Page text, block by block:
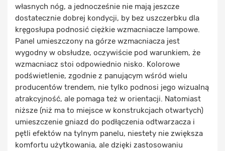
własnych nóg, a jednocześnie nie mają jeszcze
dostatecznie dobrej kondycji, by bez uszczerbku dla
kręgosłupa podnosić ciężkie wzmacniacze lampowe.
Panel umieszczony na górze wzmacniacza jest
wygodny w obsłudze, oczywiście pod warunkiem, że
wzmacniacz stoi odpowiednio nisko. Kolorowe
podświetlenie, zgodnie z panującym wśród wielu
producentów trendem, nie tylko podnosi jego wizualną
atrakcyjność, ale pomaga też w orientacji. Natomiast
niższe (niż ma to miejsce w konstrukcjach otwartych)
umieszczenie gniazd do podłączenia odtwarzacza i
pętli efektów na tylnym panelu, niestety nie zwiększa
komfortu użytkowania, ale dzięki zastosowaniu